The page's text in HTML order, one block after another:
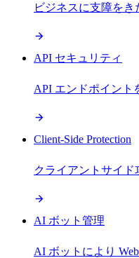
ビジネスに支障を
API セキュリティ
API エンドポイント
Client-Side Protection
クライアントサイド
AI ボット管理
AI ボットにより